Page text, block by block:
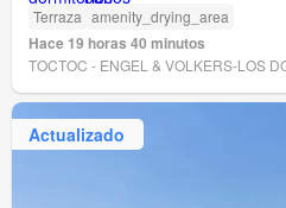
Terraza amenity_drying_area
Hace 19 horas 40 minutos
TOCTOC - ENGEL & VOLKERS-LOS
Actualizado